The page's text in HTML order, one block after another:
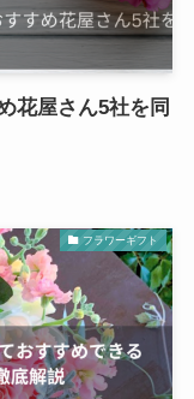
花屋さん5社を同
フラワーギフト